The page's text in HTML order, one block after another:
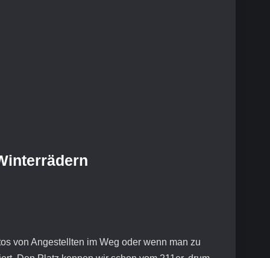
von Angestellten im Weg oder wenn man zu